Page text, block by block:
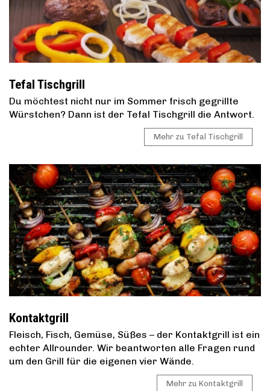
Tefal Tischgrill
Du möchtest nicht nur im Sommer frisch gegrillte
Würstchen? Dann ist der Tefal Tischgrill die Antwort.
Mehr zu Tefal Tischgrill
Kontaktgrill
Fleisch, Fisch, Gemüse, Süßes – der Kontaktgrill ist ein
echter Allrounder. Wir beantworten alle Fragen rund
um den Grill für die eigenen vier Wände.
Mehr zu Kontaktgrill